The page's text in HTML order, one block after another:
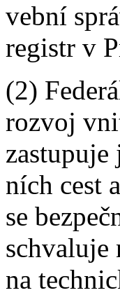
vební
registr v
(2)
rozvoj
ních cest
se
schvaluje
na